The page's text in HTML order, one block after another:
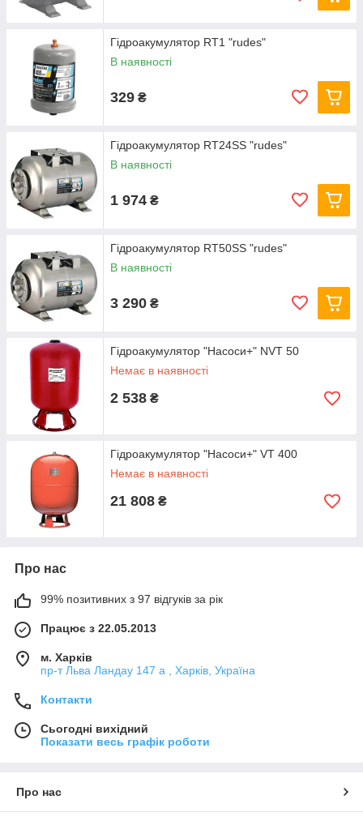
Гідроакумулятор RT1 "rudes"
В наявності
329 ₴
Гідроакумулятор RT24SS "rudes"
В наявності
1 974 ₴
Гідроакумулятор RT50SS "rudes"
В наявності
3 290 ₴
Гідроакумулятор "Насоси+" NVT 50
Немає в наявності
2 538 ₴
Гідроакумулятор "Насоси+" VT 400
Немає в наявності
21 808 ₴
Про нас
99% позитивних з 97 відгуків за рік
Працює з 22.05.2013
м. Харків
пр-т Льва Ландау 147 а , Харків, Україна
Контакти
Сьогодні вихідний
Показати весь графік роботи
Про нас